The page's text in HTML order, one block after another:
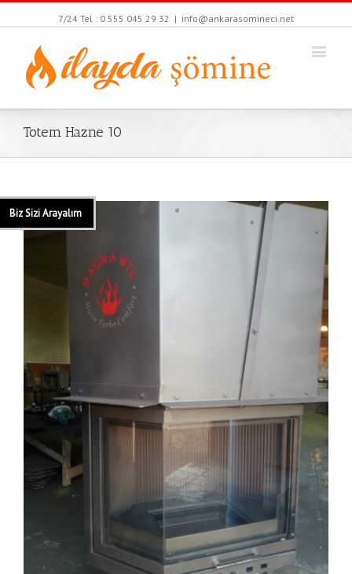
7/24 Tel : 0 555 045 29 32 | info@ankarasomineci.net
Totem Hazne 10
Biz Sizi Arayalım